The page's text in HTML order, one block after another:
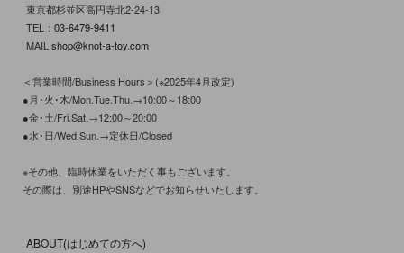
東京都杉並区高円寺北2-24-13
TEL： 03-6479-9411
MAIL:shop@knot-a-toy.com
＜営業時間/Business Hours＞(※2025年4月改定)
●月･火･木/Mon.Tue.Thu.→10:00～18:00
●金･土/Fri.Sat.→12:00～20:00
●水･日/Wed.Sun.→定休日/Closed
※その他、臨時休業をいただく事もございます。
その際は、別途HPやSNSなどでお知らせいたします。
ABOUT(はじめての方へ)